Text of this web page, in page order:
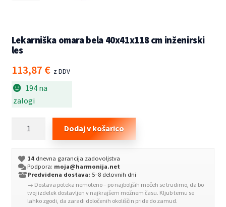
Lekarniška omara bela 40x41x118 cm inženirski
les
113,87 € z DDV
194 na
zalogi
bela
40x41x118
cm
inženirski
Dodaj v košarico
14dnevna garancija zadovoljstva
Podpora: moja@harmonija.net
Predvidena dostava: 5–8 delovnih dni
→ Dostava poteka nemoteno – po najboljših močeh se trudimo, da bo
tvoj izdelek dostavljen v najkrajšem možnem času. Kljub temu se
lahko zgodi, da zaradi določenih okoliščin pride do zamud.